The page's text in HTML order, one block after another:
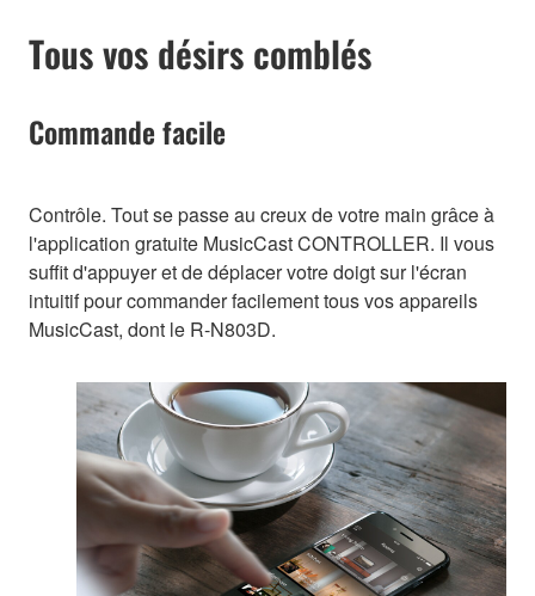
Tous vos désirs comblés
Commande facile
Contrôle. Tout se passe au creux de votre main grâce à
l'application gratuite MusicCast CONTROLLER. Il vous
suffit d'appuyer et de déplacer votre doigt sur l'écran
intuitif pour commander facilement tous vos appareils
MusicCast, dont le R-N803D.